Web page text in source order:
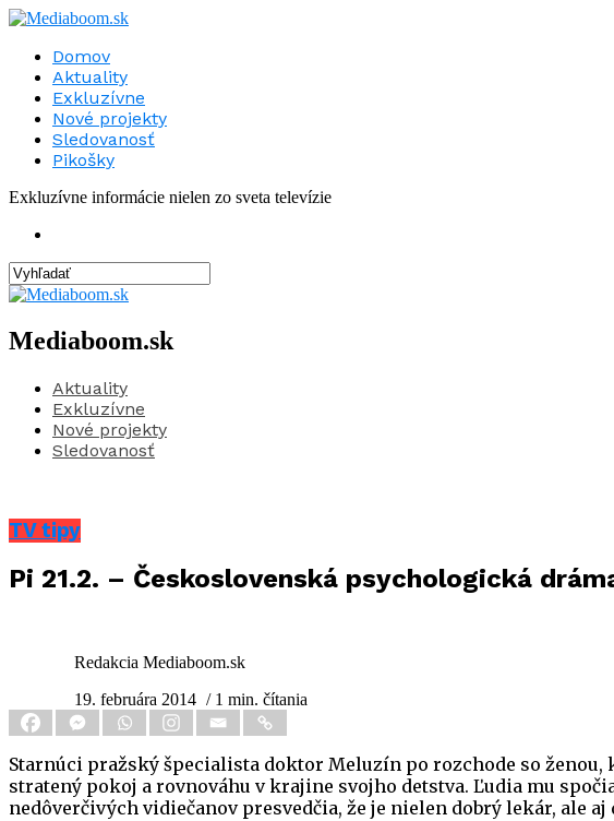
Domov
Aktuality
Exkluzívne
Nové projekty
Sledovanosť
Pikošky
Exkluzívne informácie nielen zo sveta televízie
Mediaboom.sk
Aktuality
Exkluzívne
Nové projekty
Sledovanosť
TV tipy
Pi 21.2. – Československá psychologická
Redakcia Mediaboom.sk
19. februára 2014 / 1 min. čítania
Starnúci pražský špecialista doktor Meluzín po rozchode so
stratený pokoj a rovnováhu v krajine svojho detstva. Ľudia mu
nedôverčivých vidiečanov presvedčia, že je nielen dobrý lekár, ale aj